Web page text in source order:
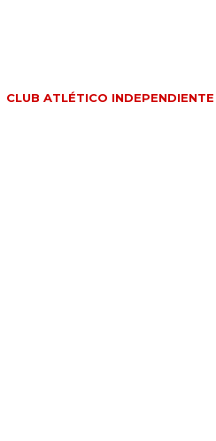
CLUB ATLÉTICO INDEPENDIENTE